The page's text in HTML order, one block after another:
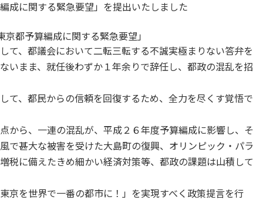
成に関する緊急要望」を提出いたしました
京都予算編成に関する緊急要望」
て、都議会において二転三転する不誠実極まりない答弁を
いまま、就任後わずか１年余りで辞任し、都政の混乱を招
て、都民からの信頼を回復するため、全力を尽くす覚悟で
から、一連の混乱が、平成２６年度予算編成に影響し、そ
で甚大な被害を受けた大島町の復興、オリンピック・パラ
税に備えたきめ細かい経済対策等、都政の課題は山積して
京を世界で一番の都市に！」を実現すべく政策提言を行